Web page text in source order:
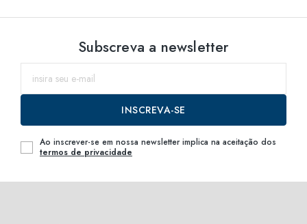
Subscreva a newsletter
INSCREVA-SE
Ao inscrever-se em nossa newsletter implica na aceitação dos
termos de privacidade